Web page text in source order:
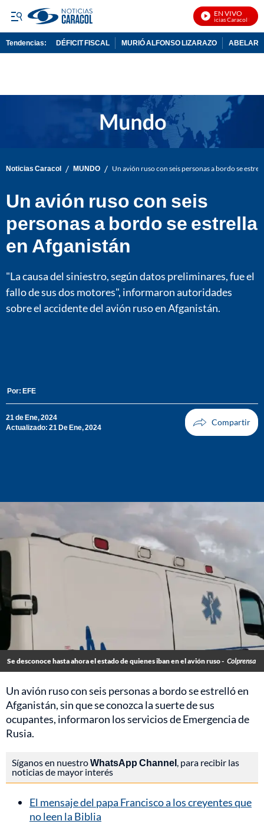
EN VIVO
Noticias Caracol En
Tendencias: DÉFICIT FISCAL MURIÓ ALFONSO LIZARAZO
Noticias Caracol / MUNDO / Un avión ruso con seis personas a bordo se
Un avión ruso con seis
personas a bordo se estrella
en Afganistán
"La causa del siniestro, según datos preliminares, fue el
fallo de sus dos motores", informaron autoridades
sobre el accidente del avión ruso en Afganistán.
Por: EFE
21 de Ene, 2024
Actualizado: 21 De Ene, 2024
Se desconoce hasta ahora el estado de quienes iban en el avión ruso - Colprensa
Un avión ruso con seis personas a bordo se estrelló en
Afganistán, sin que se conozca la suerte de sus
ocupantes, informaron los servicios de Emergencia de
Rusia.
Síganos en nuestroWhatsApp Channel, para recibir las
noticias de mayor interés
El mensaje del papa Francisco a los creyentes que
no leen la Biblia